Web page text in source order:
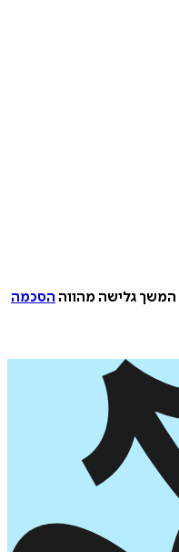
המשך גלישה מהווה הסכמה